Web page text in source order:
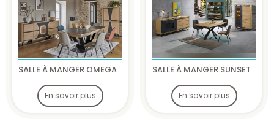
SALLE À MANGER OMEGA
En savoir plus
SALLE À MANGER SUNSET
En savoir plus